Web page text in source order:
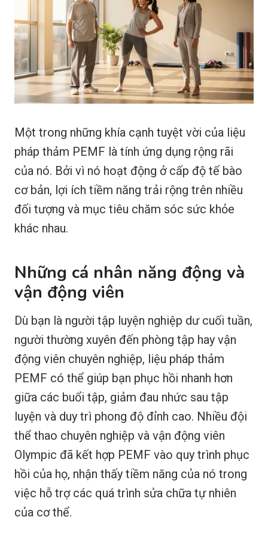
Một trong những khía cạnh tuyệt vời của liệu
pháp thảm PEMF là tính ứng dụng rộng rãi
của nó. Bởi vì nó hoạt động ở cấp độ tế bào
cơ bản, lợi ích tiềm năng trải rộng trên nhiều
đối tượng và mục tiêu chăm sóc sức khỏe
khác nhau.
Những cá nhân năng động và
vận động viên
Dù bạn là người tập luyện nghiệp dư cuối tuần,
người thường xuyên đến phòng tập hay vận
động viên chuyên nghiệp, liệu pháp thảm
PEMF có thể giúp bạn phục hồi nhanh hơn
giữa các buổi tập, giảm đau nhức sau tập
luyện và duy trì phong độ đỉnh cao. Nhiều đội
thể thao chuyên nghiệp và vận động viên
Olympic đã kết hợp PEMF vào quy trình phục
hồi của họ, nhận thấy tiềm năng của nó trong
việc hỗ trợ các quá trình sửa chữa tự nhiên
của cơ thể.